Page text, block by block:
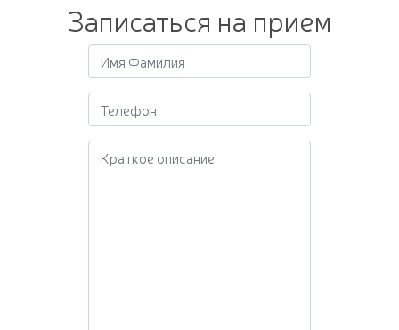
Записаться на прием
Краткое описание